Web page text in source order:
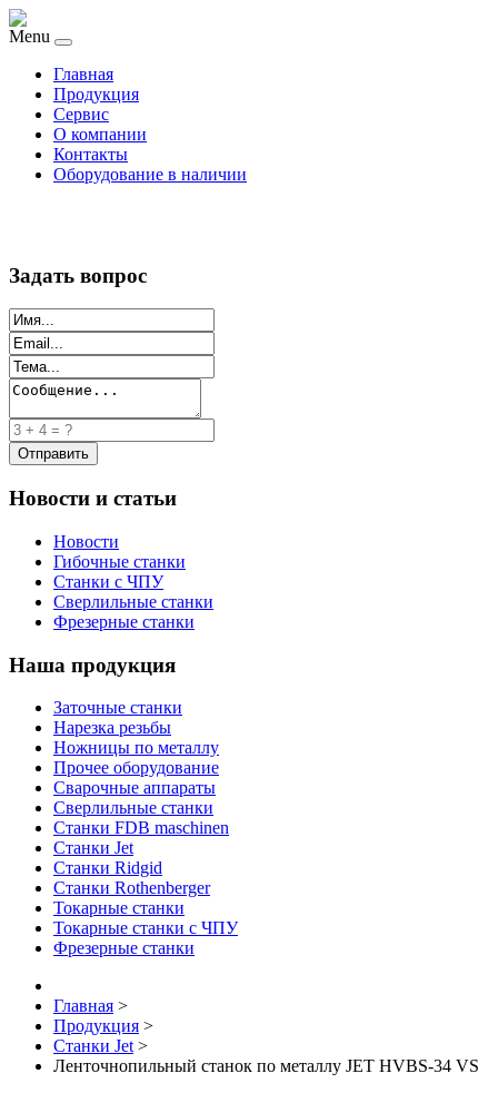
Menu
Главная
Продукция
Сервис
О компании
Контакты
Оборудование в наличии
Задать вопрос
Новости и статьи
Новости
Гибочные станки
Станки с ЧПУ
Сверлильные станки
Фрезерные станки
Наша продукция
Заточные станки
Нарезка резьбы
Ножницы по металлу
Прочее оборудование
Сварочные аппараты
Сверлильные станки
Станки FDB maschinen
Станки Jet
Станки Ridgid
Станки Rothenberger
Токарные станки
Токарные станки с ЧПУ
Фрезерные станки
Главная >
Продукция >
Станки Jet >
Ленточнопильный станок по металлу JET HVBS-34 VS